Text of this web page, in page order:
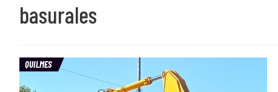
basurales
QUILMES